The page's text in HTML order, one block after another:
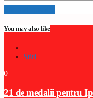
Info and episodes
You may also like
Stiri
0
21 de medalii pentru